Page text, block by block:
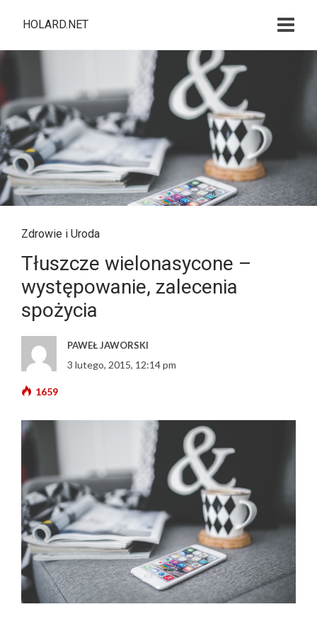
HOLARD.NET
Zdrowie i Uroda
Tłuszcze wielonasycone –
występowanie, zalecenia
spożycia
PAWEŁ JAWORSKI
3 lutego, 2015, 12:14 pm
1659